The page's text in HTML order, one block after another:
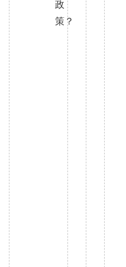
政
策？